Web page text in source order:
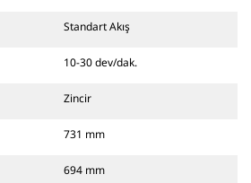
Standart Akış
10-30 dev/dak.
Zincir
731 mm
694 mm